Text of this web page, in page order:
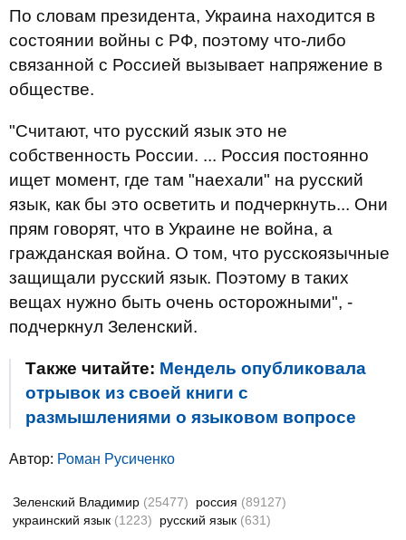
По словам президента, Украина находится в
состоянии войны с РФ, поэтому что-либо
связанной с Россией вызывает напряжение в
обществе.
"Считают, что русский язык это не
собственность России. ... Россия постоянно
ищет момент, где там "наехали" на русский
язык, как бы это осветить и подчеркнуть... Они
прям говорят, что в Украине не война, а
гражданская война. О том, что русскоязычные
защищали русский язык. Поэтому в таких
вещах нужно быть очень осторожными", -
подчеркнул Зеленский.
Также читайте: Мендель опубликовала
отрывок из своей книги с
размышлениями о языковом вопросе
Автор: Роман Русиченко
Зеленский Владимир (25477) россия (89127)
украинский язык (1223) русский язык (631)